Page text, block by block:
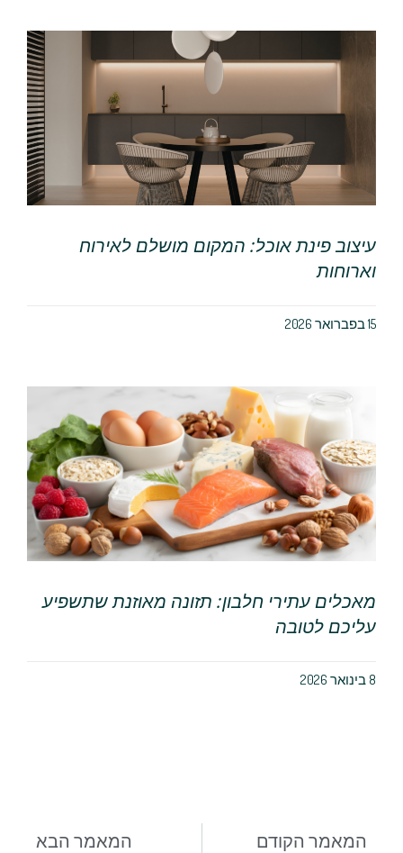
עיצוב פינת אוכל: המקום מושלם לאירוח
וארוחות
15 בפברואר 2026
מאכלים עתירי חלבון: תזונה מאוזנת שתשפיע
עליכם לטובה
8 בינואר 2026
המאמר הקודם המאמר הבא